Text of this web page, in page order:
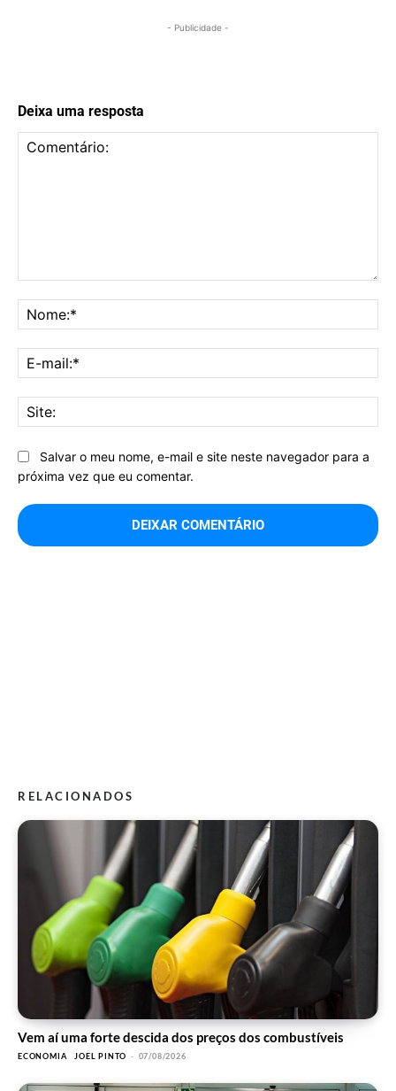
- Publicidade -
Deixa uma resposta
Salvar o meu nome, e-mail e site neste navegador para a
próxima vez que eu comentar.
RELACIONADOS
Vem aí uma forte descida dos preços dos combustíveis
ECONOMIA JOEL PINTO - 07/08/2026